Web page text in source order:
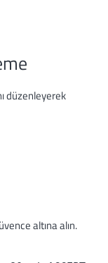
düzenleyerek
altına alın.